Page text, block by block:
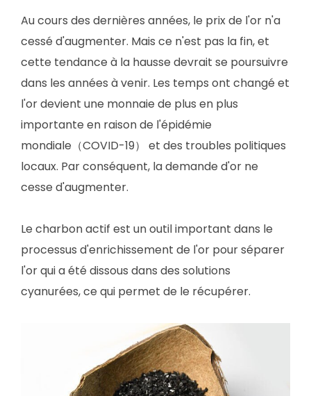
Au cours des dernières années, le prix de l'or n'a
cessé d'augmenter. Mais ce n'est pas la fin, et
cette tendance à la hausse devrait se poursuivre
dans les années à venir. Les temps ont changé et
l'or devient une monnaie de plus en plus
importante en raison de l'épidémie
mondiale（COVID-19） et des troubles politiques
locaux. Par conséquent, la demande d'or ne
cesse d'augmenter.
Le charbon actif est un outil important dans le
processus d'enrichissement de l'or pour séparer
l'or qui a été dissous dans des solutions
cyanurées, ce qui permet de le récupérer.